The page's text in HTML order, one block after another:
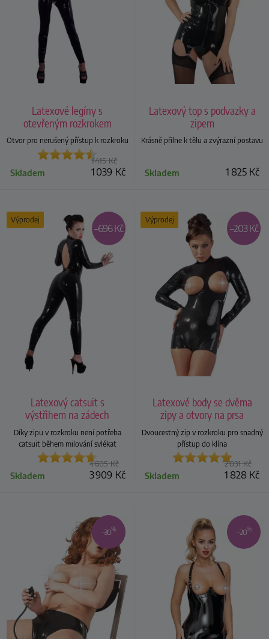
Latexové legíny s
otevřeným rozkrokem
Otvor pro nerušený přístup k rozkroku
1 415Kč
1 039 Kč
Skladem
Latexový top s podvazky a
zipem
Krásně přilne k tělu a zvýrazní postavu
1 825 Kč
Skladem
Výprodej
–696 Kč
Latexový catsuit s
výstřihem na zádech
Díky zipu v rozkroku není potřeba
catsuit během milování svlékat
4 605Kč
3 909 Kč
Skladem
Výprodej
–203 Kč
Latexové body se dvěma
zipy a otvory na prsa
Dvoucestný zip v rozkroku pro snadný
přístup do klína
2 031Kč
1 828 Kč
Skladem
–30% –20%